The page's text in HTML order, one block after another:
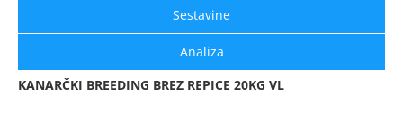
Sestavine
Analiza
KANARČKI BREEDING BREZ REPICE 20KG VL